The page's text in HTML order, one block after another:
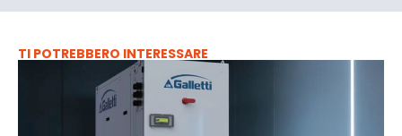
TI POTREBBERO INTERESSARE